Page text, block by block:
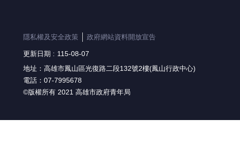
隱私權及安全政策 政府網站資料開放宣告
更新日期
115-08-07
地址：高雄市鳳山區光復路二段132號2樓(鳳山行政中心)
電話：07-7995678
©版權所有 2021 高雄市政府青年局